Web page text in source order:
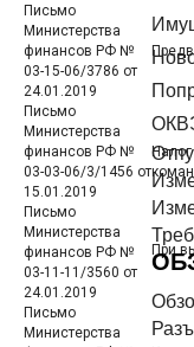
Письмо
Министерства
финансов РФ №
03-15-06/3786 от
24.01.2019
Письмо
Министерства
финансов РФ №
03-03-06/3/1456 от
15.01.2019
Письмо
Министерства
финансов РФ №
03-11-11/3560 от
24.01.2019
При
Письмо
Министерства